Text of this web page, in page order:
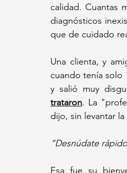
calidad. Cuantas
diagnósticos
que de cuidado
Una clienta, y
cuando tenía solo
y salió muy
trataron. La
dijo, sin levantar
“Desnúdate
Esa fue su